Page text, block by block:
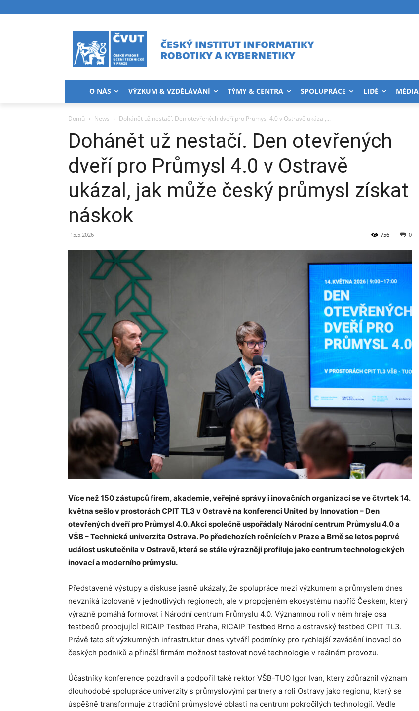
O NÁS VÝZKUM & VZDĚLÁVÁNÍ TÝMY & CENTRA SPOLUPRÁCE LIDÉ MÉDIA
Domů News Dohánět už nestačí. Den otevřených dveří pro Průmysl 4.0 v Ostravě ukázal,...
Dohánět už nestačí. Den otevřených
dveří pro Průmysl 4.0 v Ostravě
ukázal, jak může český průmysl získat
náskok
15.5.2026 0
756
Více než 150 zástupců firem, akademie, veřejné správy i inovačních organizací se ve čtvrtek 14.
května sešlo v prostorách CPIT TL3 v Ostravě na konferenci United by Innovation – Den
otevřených dveří pro Průmysl 4.0. Akci společně uspořádaly Národní centrum Průmyslu 4.0 a
VŠB – Technická univerzita Ostrava. Po předchozích ročnících v Praze a Brně se letos poprvé
událost uskutečnila v Ostravě, která se stále výrazněji profiluje jako centrum technologických
inovací a moderního průmyslu.
Představené výstupy a diskuse jasně ukázaly, že spolupráce mezi výzkumem a průmyslem dnes
nevzniká izolovaně v jednotlivých regionech, ale v propojeném ekosystému napříč Českem, který
výrazně pomáhá formovat i Národní centrum Průmyslu 4.0. Významnou roli v něm hraje osa
testbedů propojující RICAIP Testbed Praha, RICAIP Testbed Brno a ostravský testbed CPIT TL3.
Právě tato síť výzkumných infrastruktur dnes vytváří podmínky pro rychlejší zavádění inovací do
českých podniků a přináší firmám možnost testovat nové technologie v reálném provozu.
Účastníky konference pozdravil a podpořil také rektor VŠB-TUO Igor Ivan, který zdůraznil význam
dlouhodobé spolupráce univerzity s průmyslovými partnery a roli Ostravy jako regionu, který se
úspěšně transformuje z tradiční průmyslové oblasti na centrum pokročilých technologií. Vedle